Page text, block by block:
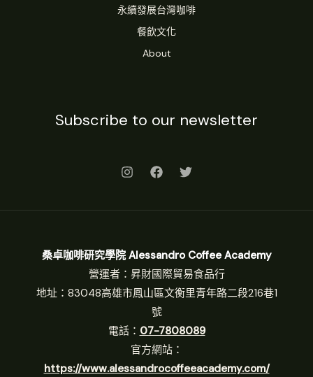
永續發展台灣咖啡
餐飲文化
About
Subscribe to our newsletter
桑卓咖啡研究學院 Alessandro Coffee Academy
營運者：昇財國際貿易食品行
地址：83048高雄市鳳山區文衡里青年路二段216巷1
號
電話： 07-7808089
官方網站：
https://www.alessandrocoffeeacademy.com/